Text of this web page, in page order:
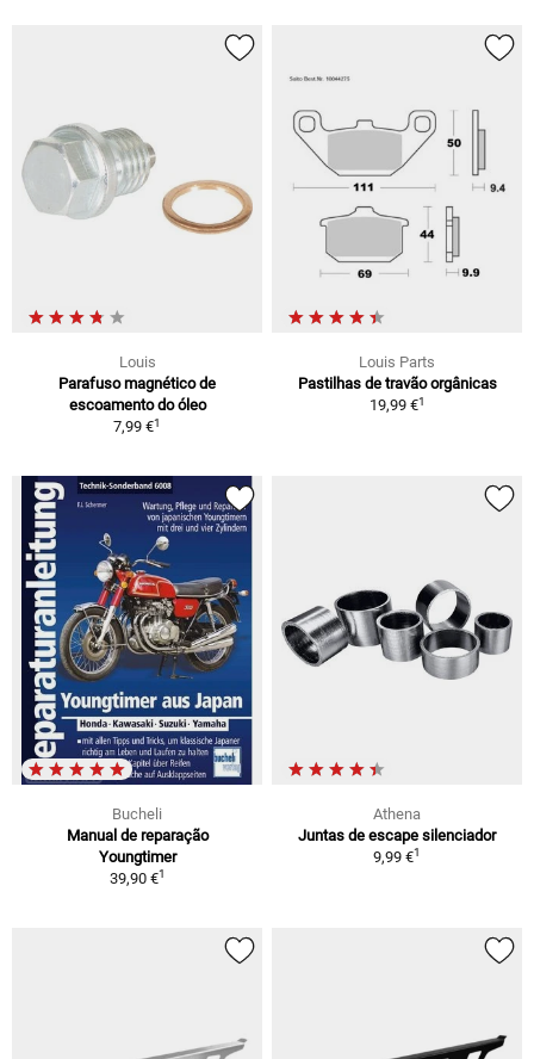
Louis
Parafuso magnético de
escoamento do óleo
7,99 €1
Louis Parts
Pastilhas de travão orgânicas
19,99 €1
Bucheli
Manual de reparação
Youngtimer
39,90 €1
Athena
Juntas de escape silenciador
9,99 €1